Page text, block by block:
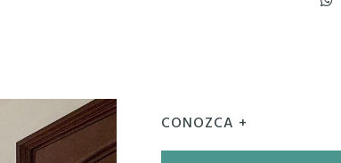
CONOZCA +